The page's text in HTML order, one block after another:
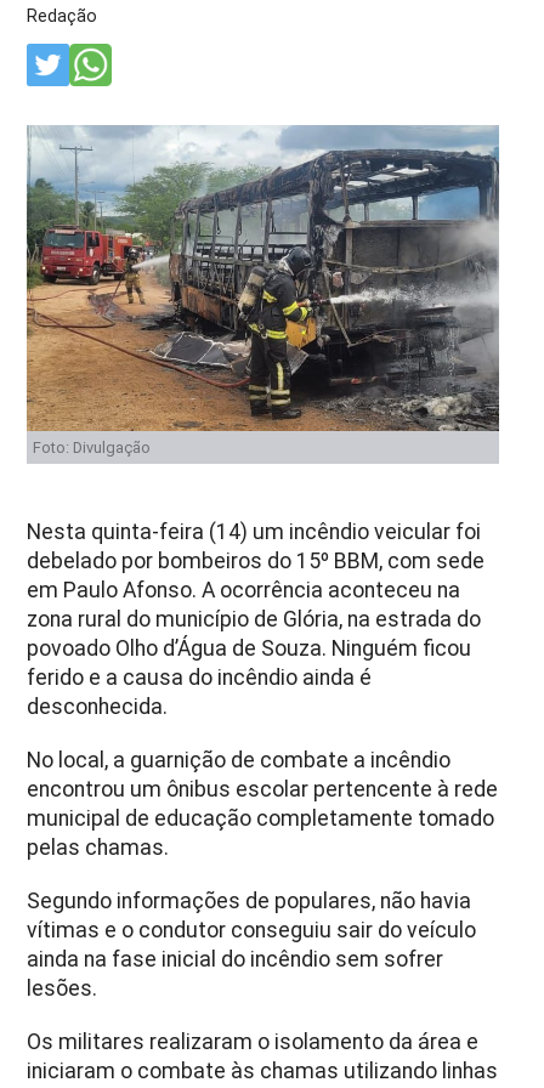
Redação
Foto: Divulgação
Nesta quinta-feira (14) um incêndio veicular foi
debelado por bombeiros do 15º BBM, com sede
em Paulo Afonso. A ocorrência aconteceu na
zona rural do município de Glória, na estrada do
povoado Olho d’Água de Souza. Ninguém ficou
ferido e a causa do incêndio ainda é
desconhecida.
No local, a guarnição de combate a incêndio
encontrou um ônibus escolar pertencente à rede
municipal de educação completamente tomado
pelas chamas.
Segundo informações de populares, não havia
vítimas e o condutor conseguiu sair do veículo
ainda na fase inicial do incêndio sem sofrer
lesões.
Os militares realizaram o isolamento da área e
iniciaram o combate às chamas utilizando linhas